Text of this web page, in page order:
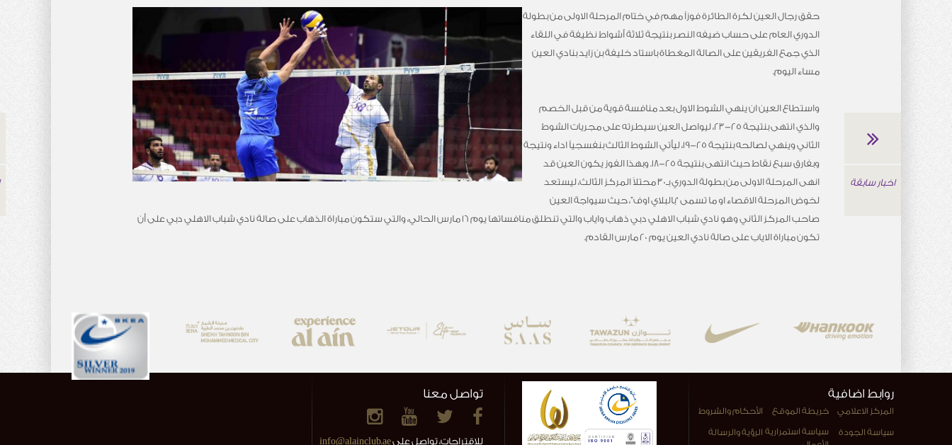
حقق رجال العين لكرة الطائرة فوزاً مهم في ختام المرحلة الاولى من بطولة
الدوري العام على حساب ضيفه النصر بنتيجة ثلاثة أشواط نظيفة في اللقاء
الذي جمع الفريقين على الصالة المغطاة باستاد خليفة بن زايد بنادي العين
مساء اليوم.
واستطاع العين ان ينهي الشوط الاول بعد منافسة قوية من قبل الخصم
والذي انتهى بنتيجة 25-23، ليواصل العين سيطرته على مجريات الشوط
الثاني وينهي لصالحه بنتيجة 25-19، ليأتي الشوط الثالث بنفسجياً اداء ونتيجة
وبفارق سبع نقاط حيث انتهى بنتيجة 25-18. وبهذا الفوز يكون العين قد
انهى المرحلة الاولى من بطولة الدوري بـ30 محتلاً المركز الثالث، ليستعد
لخوض المرحلة الاقصاء او ما تسمى “بالبلاي اوف”، حيث سيواجة العين
صاحب المركز الثاني وهو نادي شباب الاهلي دبي ذهاب واياب والتي تنطلق منافساتها يوم 16 مارس الحالي، والتي ستكون مباراة الذهاب على صالة نادي شباب الاهلي دبي على أن
تكون مباراة الاياب على صالة نادي العين يوم 20 مارس القادم.
اخبار سابقة
روابط اضافية
المركز الاعلامي خريطة الموقع الأحكام والشروط
سياسة الجودة
سياسة استمرارية الرؤية والرسالة
تواصل معنا
للاقتراحات، تواصل علىinfo@alainclub.ae